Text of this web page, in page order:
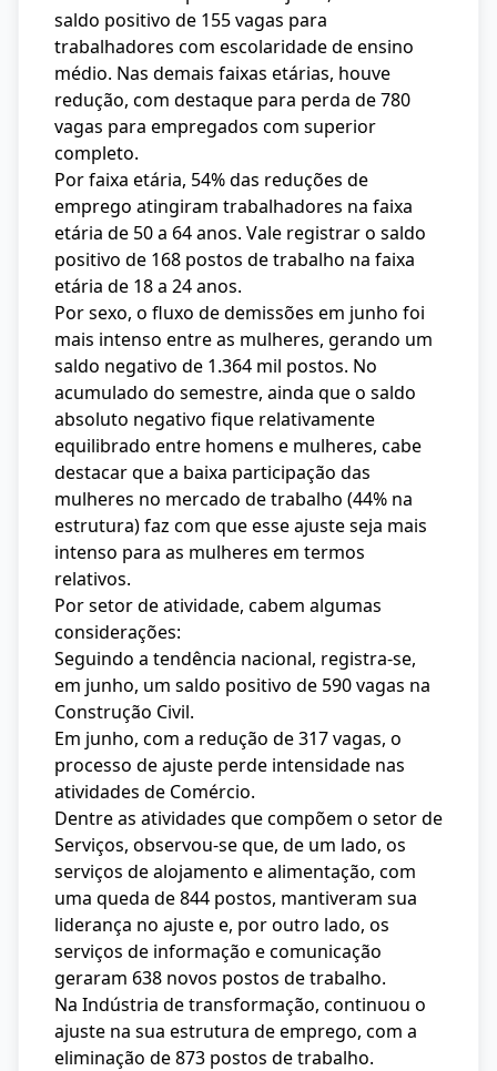
saldo positivo de 155 vagas para
trabalhadores com escolaridade de ensino
médio. Nas demais faixas etárias, houve
redução, com destaque para perda de 780
vagas para empregados com superior
completo.
Por faixa etária, 54% das reduções de
emprego atingiram trabalhadores na faixa
etária de 50 a 64 anos. Vale registrar o saldo
positivo de 168 postos de trabalho na faixa
etária de 18 a 24 anos.
Por sexo, o fluxo de demissões em junho foi
mais intenso entre as mulheres, gerando um
saldo negativo de 1.364 mil postos. No
acumulado do semestre, ainda que o saldo
absoluto negativo fique relativamente
equilibrado entre homens e mulheres, cabe
destacar que a baixa participação das
mulheres no mercado de trabalho (44% na
estrutura) faz com que esse ajuste seja mais
intenso para as mulheres em termos
relativos.
Por setor de atividade, cabem algumas
considerações:
Seguindo a tendência nacional, registra-se,
em junho, um saldo positivo de 590 vagas na
Construção Civil.
Em junho, com a redução de 317 vagas, o
processo de ajuste perde intensidade nas
atividades de Comércio.
Dentre as atividades que compõem o setor de
Serviços, observou-se que, de um lado, os
serviços de alojamento e alimentação, com
uma queda de 844 postos, mantiveram sua
liderança no ajuste e, por outro lado, os
serviços de informação e comunicação
geraram 638 novos postos de trabalho.
Na Indústria de transformação, continuou o
ajuste na sua estrutura de emprego, com a
eliminação de 873 postos de trabalho.